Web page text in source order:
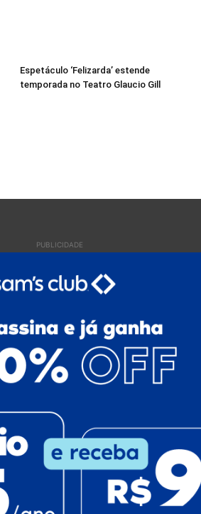
Espetáculo ‘Felizarda’ estende
temporada no Teatro Glaucio Gill
PUBLICIDADE